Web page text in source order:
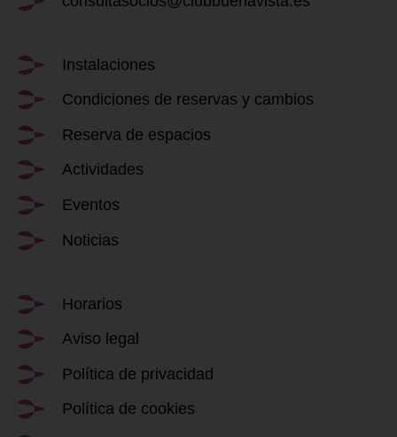
Instalaciones
Condiciones de reservas y cambios
Reserva de espacios
Actividades
Eventos
Noticias
Horarios
Aviso legal
Política de privacidad
Política de cookies